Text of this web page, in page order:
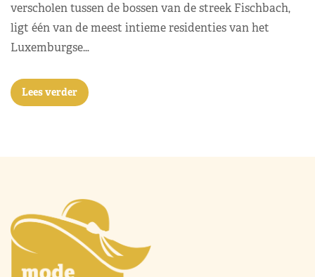
verscholen tussen de bossen van de streek Fischbach,
ligt één van de meest intieme residenties van het
Luxemburgse…
Lees verder